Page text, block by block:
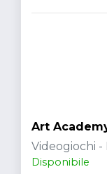
Art
Videogiochi
Disponibile